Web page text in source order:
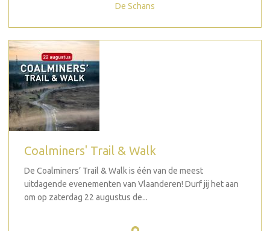
De Schans
Coalminers' Trail & Walk
De Coalminers’ Trail & Walk is één van de meest
uitdagende evenementen van Vlaanderen! Durf jij het aan
om op zaterdag 22 augustus de...